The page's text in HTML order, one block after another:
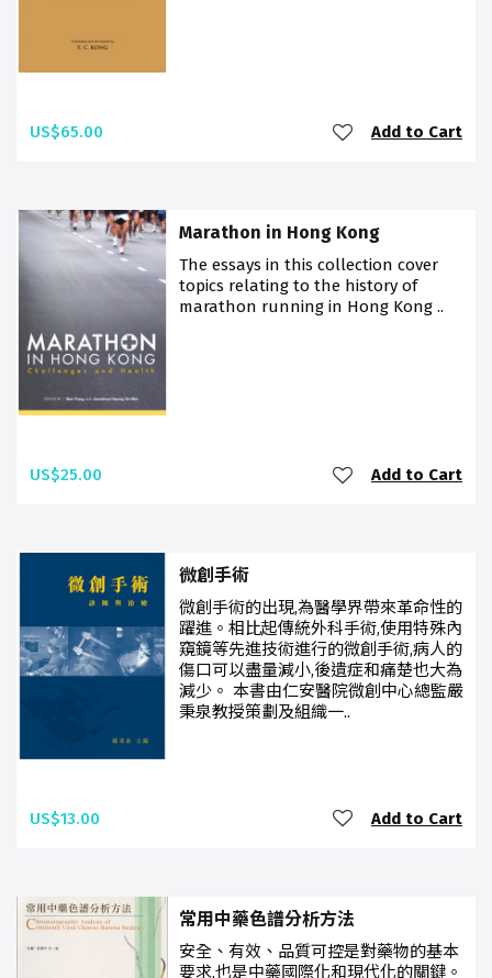
US$65.00 Add to Cart
Marathon in Hong Kong
The essays in this collection cover
topics relating to the history of
marathon running in Hong Kong ..
US$25.00 Add to Cart
微創手術
微創手術的出現,為醫學界帶來革命性的
躍進。相比起傳統外科手術,使用特殊內
窺鏡等先進技術進行的微創手術,病人的
傷口可以盡量減小,後遺症和痛楚也大為
減少。 本書由仁安醫院微創中心總監嚴
秉泉教授策劃及組織一..
US$13.00 Add to Cart
常用中藥色譜分析方法
安全、有效、品質可控是對藥物的基本
要求,也是中藥國際化和現代化的關鍵。